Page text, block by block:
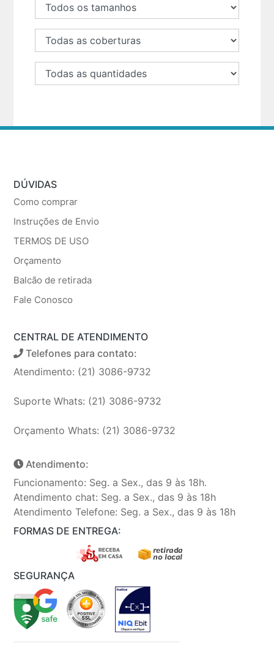
DÚVIDAS
Como comprar
Instruções de Envio
TERMOS DE USO
Orçamento
Balcão de retirada
Fale Conosco
CENTRAL DE ATENDIMENTO
Telefones para contato:
Atendimento: (21) 3086-9732
Suporte Whats: (21) 3086-9732
Orçamento Whats: (21) 3086-9732
Atendimento:
Funcionamento: Seg. a Sex., das 9 às 18h.
Atendimento chat: Seg. a Sex., das 9 às 18h
Atendimento Telefone: Seg. a Sex., das 9 às 18h
FORMAS DE ENTREGA:
SEGURANÇA